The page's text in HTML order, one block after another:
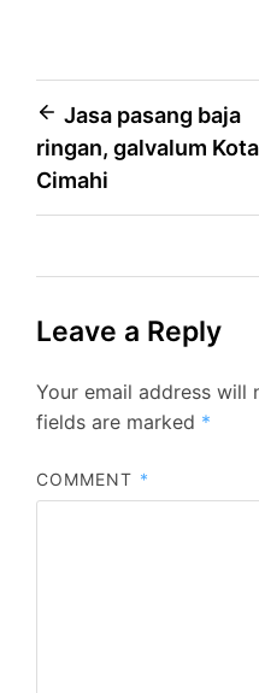
Post
navigation
Jasa pasang baja
ringan, galvalum Kota
Cimahi
Leave a Reply
Your email address will
fields are marked *
COMMENT *